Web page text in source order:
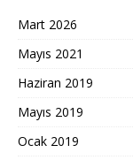
Mart 2026
Mayıs 2021
Haziran 2019
Mayıs 2019
Ocak 2019